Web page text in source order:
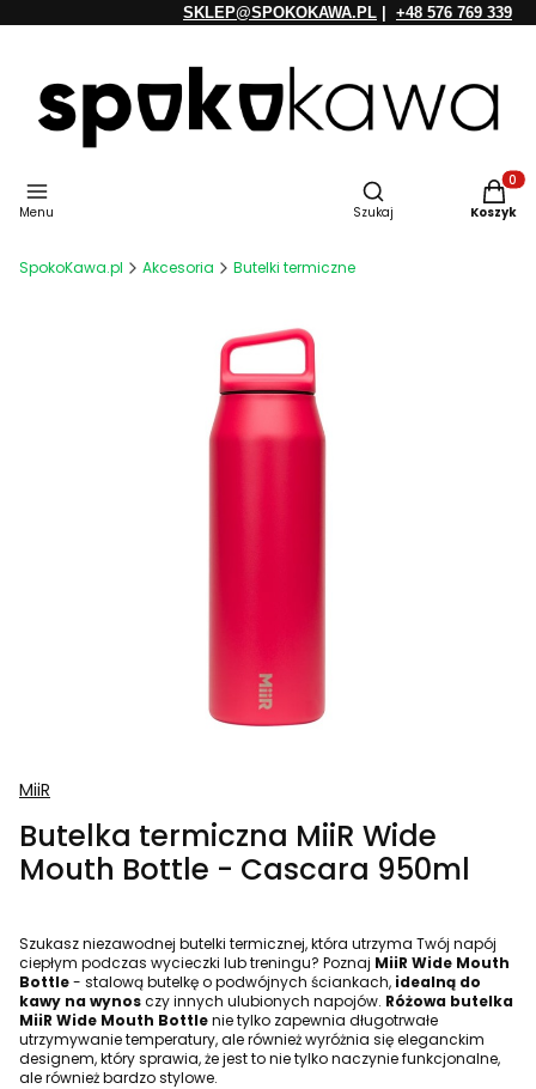
SKLEP@SPOKOKAWA.PL +48 576 769 339
Menu
Otwórz wyszukiwarkę
Szukaj Koszyk
SpokoKawa.pl Akcesoria Butelki termiczne
MiiR
Butelka termiczna MiiR Wide
Mouth Bottle - Cascara 950ml
Szukasz niezawodnej butelki termicznej, która utrzyma Twój napój
ciepłym podczas wycieczki lub treningu? Poznaj MiiR Wide Mouth
Bottle- stalową butelkę o podwójnych ściankach, idealną do
kawy na wynosczy innych ulubionych napojów. Różowa butelka
MiiR Wide Mouth Bottlenie tylko zapewnia długotrwałe
utrzymywanie temperatury, ale również wyróżnia się eleganckim
designem, który sprawia, że jest to nie tylko naczynie funkcjonalne,
ale również bardzo stylowe.